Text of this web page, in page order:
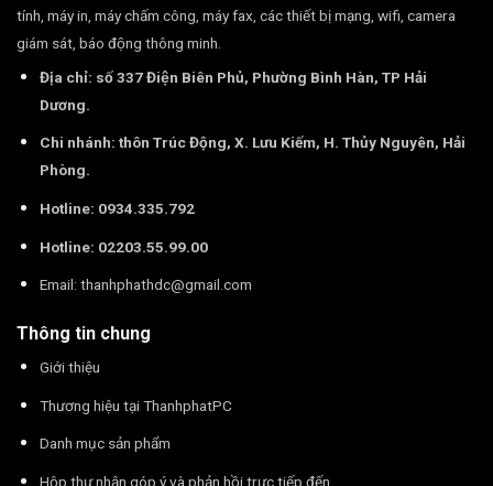
tính, máy in, máy chấm công, máy fax, các thiết bị mạng, wifi, camera
giám sát, báo động thông minh.
Địa chỉ: số 337 Điện Biên Phủ, Phường Bình Hàn, TP Hải
Dương.
Chi nhánh: thôn Trúc Động, X. Lưu Kiếm, H. Thủy Nguyên, Hải
Phòng.
Hotline: 0934.335.792
Hotline: 02203.55.99.00
Email: thanhphathdc@gmail.com
Thông tin chung
Giới thiệu
Thương hiệu tại ThanhphatPC
Danh mục sản phẩm
Hộp thư nhận góp ý và phản hồi trực tiếp đến